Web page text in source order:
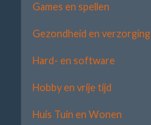
Games en spellen
Gezondheid en verzorging
Hard- en software
Hobby en vrije tijd
Huis Tuin en Wonen